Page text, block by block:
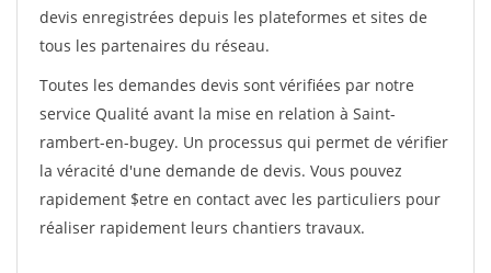
devis enregistrées depuis les plateformes et sites de
tous les partenaires du réseau.
Toutes les demandes devis sont vérifiées par notre
service Qualité avant la mise en relation à Saint-
rambert-en-bugey. Un processus qui permet de vérifier
la véracité d'une demande de devis. Vous pouvez
rapidement $etre en contact avec les particuliers pour
réaliser rapidement leurs chantiers travaux.